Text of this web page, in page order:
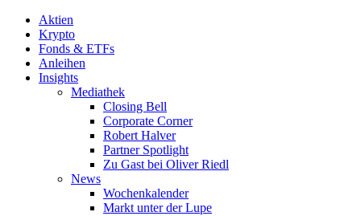
Aktien
Krypto
Fonds & ETFs
Anleihen
Insights
Mediathek
Closing Bell
Corporate Corner
Robert Halver
Partner Spotlight
Zu Gast bei Oliver Riedl
News
Wochenkalender
Markt unter der Lupe